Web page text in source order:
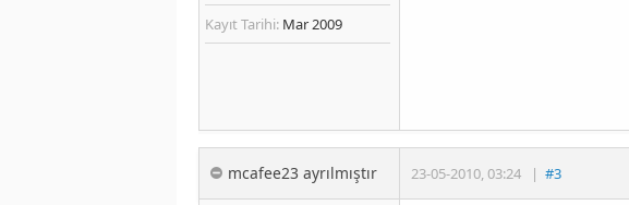
Kayıt Tarihi: Mar 2009
mcafee23 ayrılmıştır 23-05-2010,03:24 | #3